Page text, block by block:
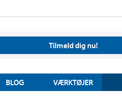
Tilmeld dig nu!
BLOG VÆRKTØJER